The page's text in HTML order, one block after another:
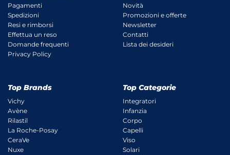
Pagamenti
Spedizioni
Resi e rimborsi
Effettua un reso
Domande frequenti
Privacy Policy
Novità
Promozioni e offerte
Newsletter
Contatti
Lista dei desideri
Top Brands
Vichy
Avène
Rilastil
La Roche-Posay
CeraVe
Nuxe
Top Categorie
Integratori
Infanzia
Corpo
Capelli
Viso
Solari